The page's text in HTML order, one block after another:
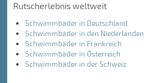
Rutscherlebnis weltweit
Schwimmbäder in Deutschland
Schwimmbäder in den Niederlanden
Schwimmbäder in Frankreich
Schwimmbäder in Österreich
Schwimmbäder in der Schweiz